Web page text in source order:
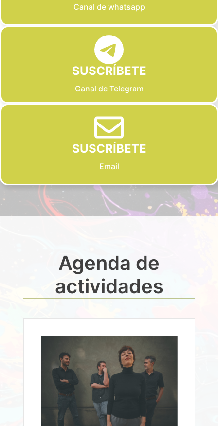
Canal de whatsapp
SUSCRÍBETE
Canal de Telegram
SUSCRÍBETE
Email
Agenda de
actividades